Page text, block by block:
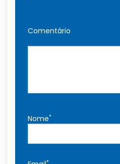
Comentário
Nome*
*